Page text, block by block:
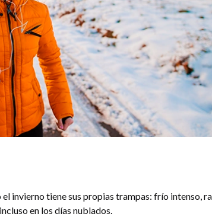
invierno tiene sus propias trampas: frío intenso,
en los días nublados.